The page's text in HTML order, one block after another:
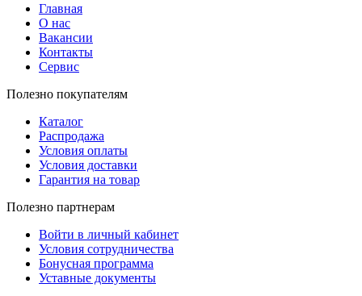
Главная
О нас
Вакансии
Контакты
Сервис
Полезно покупателям
Каталог
Распродажа
Условия оплаты
Условия доставки
Гарантия на товар
Полезно партнерам
Войти в личный кабинет
Условия сотрудничества
Бонусная программа
Уставные документы